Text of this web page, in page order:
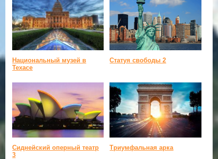
Национальный музей в
Техасе
Статуя свободы 2
Сиднейский оперный театр
3
Триумфальная арка